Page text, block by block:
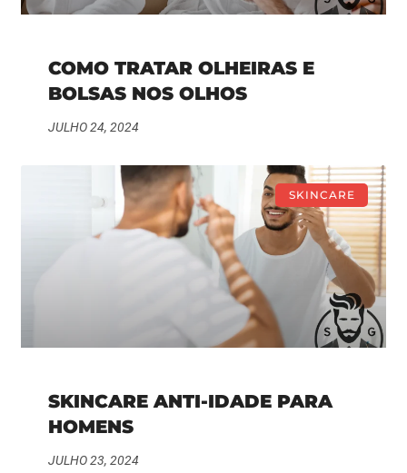
COMO TRATAR OLHEIRAS E
BOLSAS NOS OLHOS
JULHO 24, 2024
SKINCARE
SKINCARE ANTI-IDADE PARA
HOMENS
JULHO 23, 2024